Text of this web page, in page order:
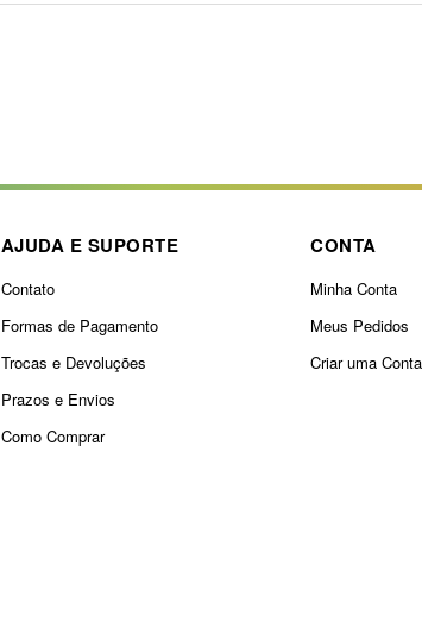
AJUDA E SUPORTE
Contato
Formas de Pagamento
Trocas e Devoluções
Prazos e Envios
Como Comprar
CONTA
Minha Conta
Meus Pedidos
Criar uma Conta